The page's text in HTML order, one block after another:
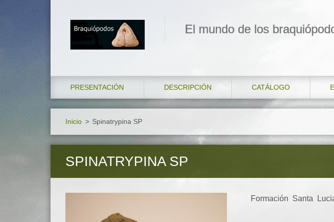
El mundo de los
PRESENTACIÓN DESCRIPCIÓN CATÁLOGO
Inicio > Spinatrypina SP
SPINATRYPINA SP
Formación Santa